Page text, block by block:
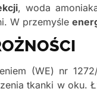
, woda
W przemyśle
(WE) nr
tkanki w oku.